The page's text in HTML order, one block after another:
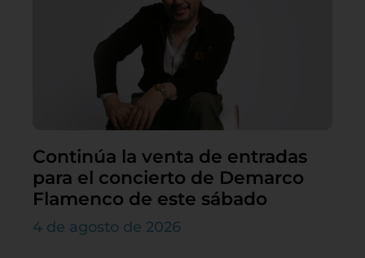
Continúa la venta de entradas
para el concierto de Demarco
Flamenco de este sábado
4 de agosto de 2026